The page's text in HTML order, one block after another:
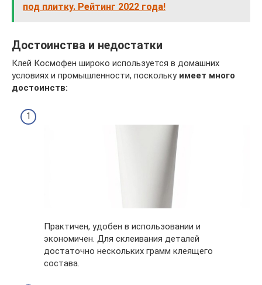
под плитку. Рейтинг 2022 года!
Достоинства и недостатки
Клей Космофен широко используется в домашних
условиях и промышленности, поскольку имеет много
достоинств:
Практичен, удобен в использовании и
экономичен. Для склеивания деталей
достаточно нескольких грамм клеящего
состава.